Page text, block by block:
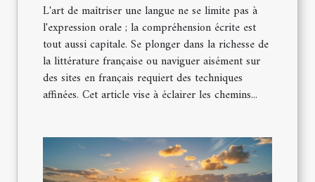
L'art de maîtriser une langue ne se limite pas à
l'expression orale ; la compréhension écrite est
tout aussi capitale. Se plonger dans la richesse de
la littérature française ou naviguer aisément sur
des sites en français requiert des techniques
affinées. Cet article vise à éclairer les chemins...